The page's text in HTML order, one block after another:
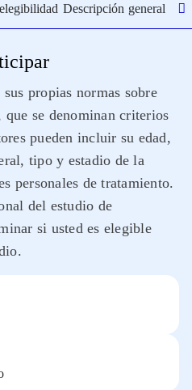
Descripción general del
propias normas sobre
se denominan criterios
pueden incluir su edad,
tipo y estadio de la
personales de tratamiento.
del estudio de
si usted es elegible